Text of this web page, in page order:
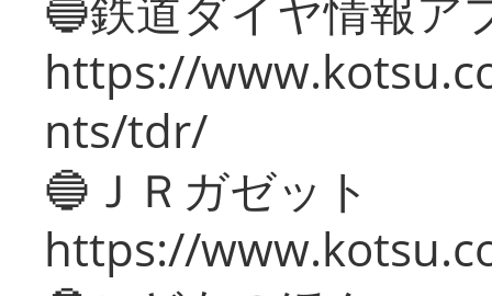
https://
nts/tdr/
🔵ＪＲガゼット
https://